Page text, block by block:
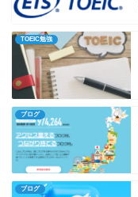
TOEIC勉強
ブログ
ブログ